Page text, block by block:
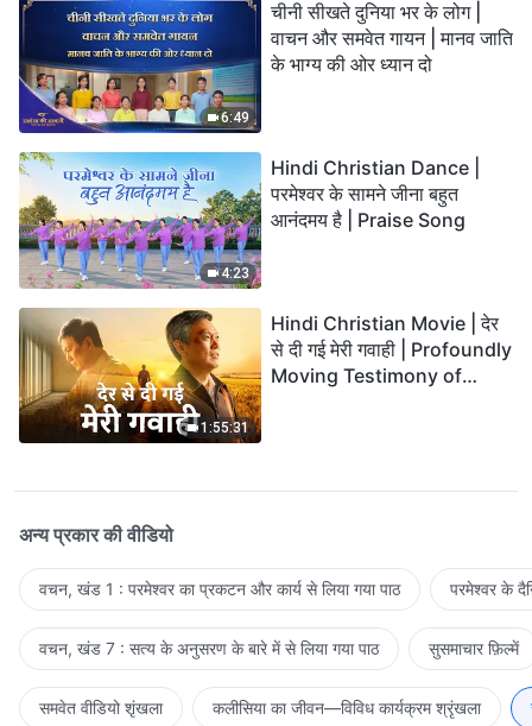
6:49
चीनी सीखते दुनिया भर के लोग |
वाचन और समवेत गायन | मानव जाति
के भाग्य की ओर ध्यान दो
4:23
Hindi Christian Dance |
परमेश्वर के सामने जीना बहुत
आनंदमय है | Praise Song
1:55:31
Hindi Christian Movie | देर
से दी गई मेरी गवाही | Profoundly
Moving Testimony of
अन्य प्रकार की वीडियो
वचन, खंड 1 : परमेश्वर का प्रकटन और कार्य से लिया गया पाठ परमेश्वर के
वचन, खंड 7 : सत्य के अनुसरण के बारे में से लिया गया पाठ सुसमाचार फ़िल्में
समवेत वीडियो शृंखला कलीसिया का जीवन—विविध कार्यक्रम श्रृंखला